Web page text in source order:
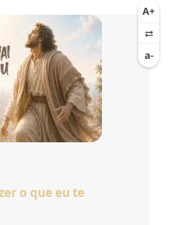
o que eu te